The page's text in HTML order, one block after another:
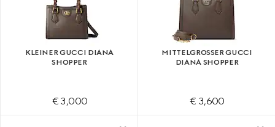
KLEINER GUCCI DIANA
SHOPPER
€ 3,000
MITTELGROSSER GUCCI D
IANA SHOPPER
€ 3,600